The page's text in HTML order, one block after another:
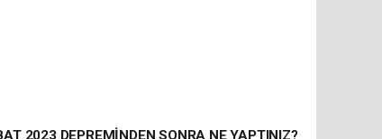
2023 DEPREMİNDEN SONRA NE YAPTINIZ?